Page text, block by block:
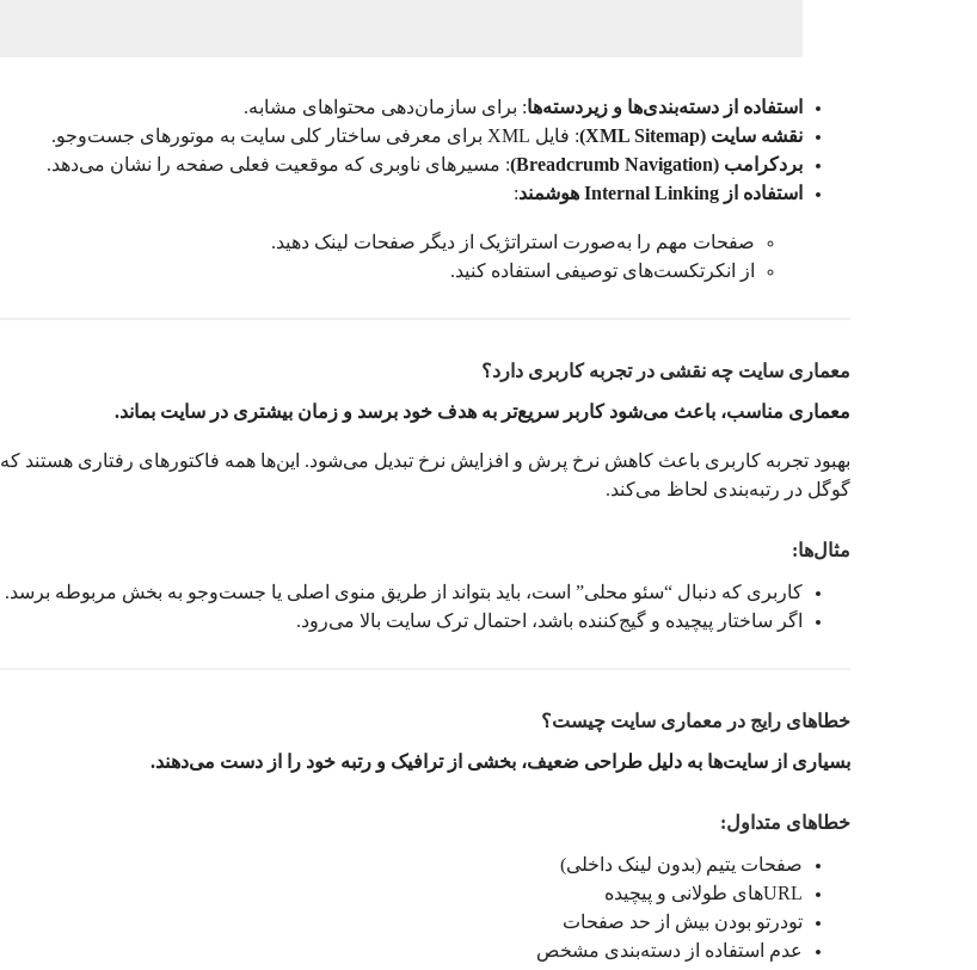
استفاده از دسته‌بندی‌ها و زیردسته‌ها: برای سازمان‌دهی محتواهای مشابه.
نقشه سایت (XML Sitemap)
: فایل XML برای معرفی ساختار کلی سایت به موتورهای جست‌وجو.
بردکرامب (Breadcrumb Navigation)
: مسیرهای ناوبری که موقعیت فعلی صفحه را نشان می‌دهد.
استفاده از Internal Linking هوشمند
:
صفحات مهم را به‌صورت استراتژیک از دیگر صفحات لینک دهید.
از انکرتکست‌های توصیفی استفاده کنید.
معماری سایت چه نقشی در تجربه کاربری دارد؟
معماری مناسب، باعث می‌شود کاربر سریع‌تر به هدف خود برسد و زمان بیشتری در سایت بماند.
بهبود تجربه کاربری باعث کاهش نرخ پرش و افزایش نرخ تبدیل می‌شود. این‌ها همه فاکتورهای رفتاری هستند که
گوگل در رتبه‌بندی لحاظ می‌کند.
مثال‌ها:
کاربری که دنبال “سئو محلی” است، باید بتواند از طریق منوی اصلی یا جست‌وجو به بخش مربوطه برسد.
اگر ساختار پیچیده و گیج‌کننده باشد، احتمال ترک سایت بالا می‌رود.
خطاهای رایج در معماری سایت چیست؟
بسیاری از سایت‌ها به دلیل طراحی ضعیف، بخشی از ترافیک و رتبه خود را از دست می‌دهند.
خطاهای متداول:
صفحات یتیم (بدون لینک داخلی)
URLهای طولانی و پیچیده
تودرتو بودن بیش از حد صفحات
عدم استفاده از دسته‌بندی مشخص